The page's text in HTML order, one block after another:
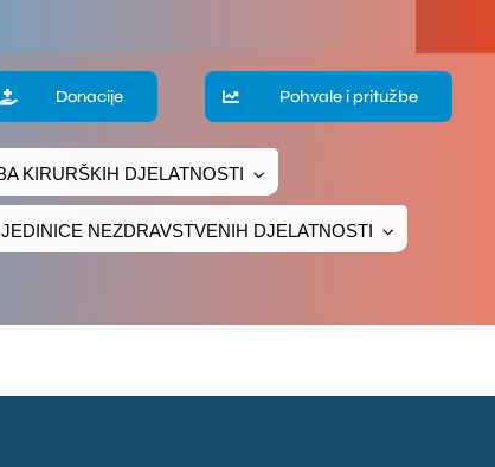
Donacije Pohvale i pritužbe
KIRURŠKIH DJELATNOSTI
JEDINICE NEZDRAVSTVENIH DJELATNOSTI